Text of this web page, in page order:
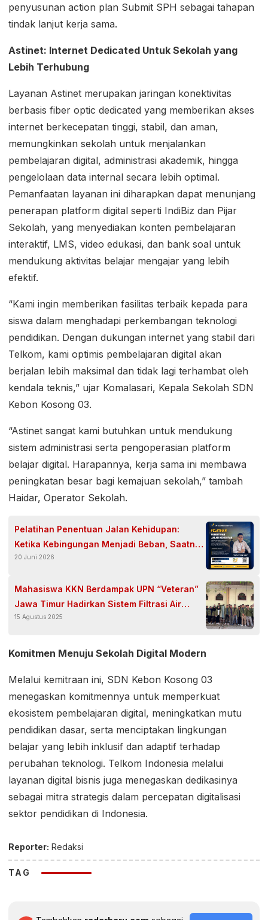
penyusunan action plan Submit SPH sebagai tahapan
tindak lanjut kerja sama.
Astinet: Internet Dedicated Untuk Sekolah yang
Lebih Terhubung
Layanan Astinet merupakan jaringan konektivitas
berbasis fiber optic dedicated yang memberikan akses
internet berkecepatan tinggi, stabil, dan aman,
memungkinkan sekolah untuk menjalankan
pembelajaran digital, administrasi akademik, hingga
pengelolaan data internal secara lebih optimal.
Pemanfaatan layanan ini diharapkan dapat menunjang
penerapan platform digital seperti IndiBiz dan Pijar
Sekolah, yang menyediakan konten pembelajaran
interaktif, LMS, video edukasi, dan bank soal untuk
mendukung aktivitas belajar mengajar yang lebih
efektif.
“Kami ingin memberikan fasilitas terbaik kepada para
siswa dalam menghadapi perkembangan teknologi
pendidikan. Dengan dukungan internet yang stabil dari
Telkom, kami optimis pembelajaran digital akan
berjalan lebih maksimal dan tidak lagi terhambat oleh
kendala teknis,” ujar Komalasari, Kepala Sekolah SDN
Kebon Kosong 03.
“Astinet sangat kami butuhkan untuk mendukung
sistem administrasi serta pengoperasian platform
belajar digital. Harapannya, kerja sama ini membawa
peningkatan besar bagi kemajuan sekolah,” tambah
Haidar, Operator Sekolah.
Pelatihan Penentuan Jalan Kehidupan:
Ketika Kebingungan Menjadi Beban, Saatnya
Menemukan Kejelasan
20 Juni 2026
Mahasiswa KKN Berdampak UPN “Veteran”
Jawa Timur Hadirkan Sistem Filtrasi Air
Bekas Wudhu Ramah Lingkungan di
15 Agustus 2025
Komitmen Menuju Sekolah Digital Modern
Melalui kemitraan ini, SDN Kebon Kosong 03
menegaskan komitmennya untuk memperkuat
ekosistem pembelajaran digital, meningkatkan mutu
pendidikan dasar, serta menciptakan lingkungan
belajar yang lebih inklusif dan adaptif terhadap
perubahan teknologi. Telkom Indonesia melalui
layanan digital bisnis juga menegaskan dedikasinya
sebagai mitra strategis dalam percepatan digitalisasi
sektor pendidikan di Indonesia.
Reporter: Redaksi
TAG